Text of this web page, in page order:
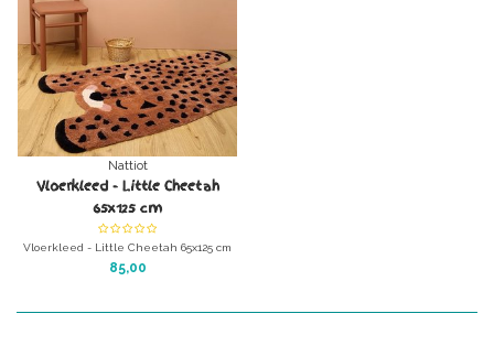
Nattiot
Vloerkleed - Little Cheetah
65x125 cm
Vloerkleed - Little Cheetah 65x125 cm
Uniek kleed voor de kinderkamer.
85,00